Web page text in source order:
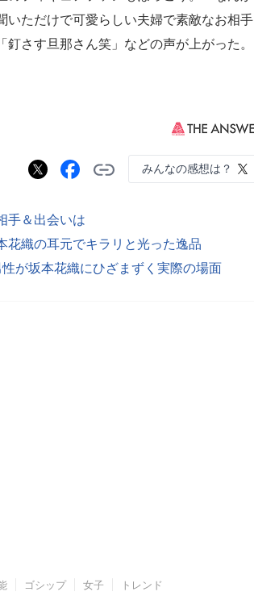
いただけで可愛らしい夫婦で素敵なお相手
さす旦那さん笑」などの声が上がった。
みんなの感想は？
手＆出会いは
織の耳元でキラリと光った逸品
が坂本花織にひざまずく実際の場面
ゴシップ 女子 トレンド